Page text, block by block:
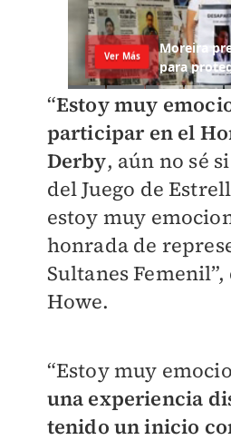
“Estoy muy
participar en el
Derby, aún no sé
del Juego de
estoy muy
honrada de
Sultanes
Howe.
“Estoy muy
una experiencia
tenido un inicio